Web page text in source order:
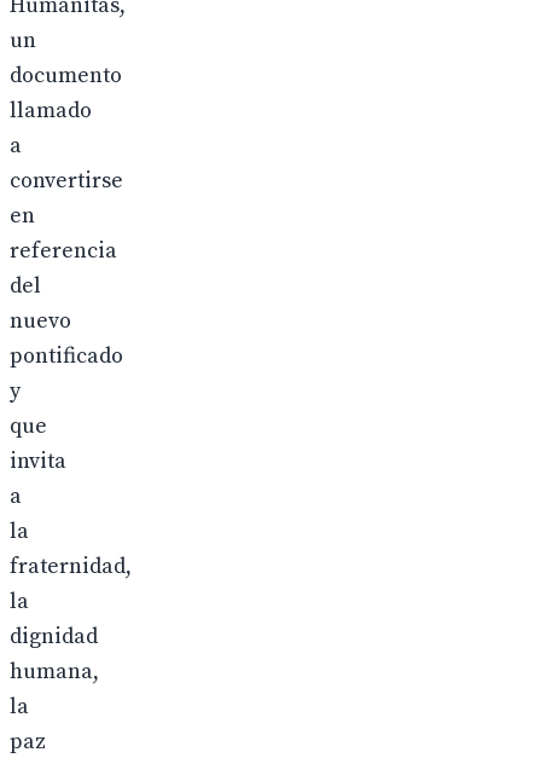
un
documento
llamado
a
convertirse
en
referencia
del
nuevo
pontificado
y
que
invita
a
la
fraternidad,
la
dignidad
humana,
la
paz